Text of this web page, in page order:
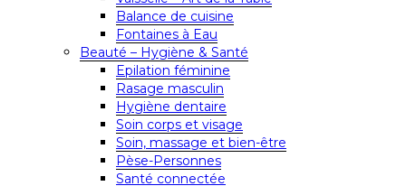
Balance de cuisine
Fontaines à Eau
Beauté – Hygiène & Santé
Epilation féminine
Rasage masculin
Hygiène dentaire
Soin corps et visage
Soin, massage et bien-être
Pèse-Personnes
Santé connectée